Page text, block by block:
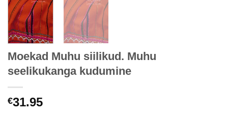
Moekad Muhu siilikud. Muhu
seelikukanga kudumine
€31.95